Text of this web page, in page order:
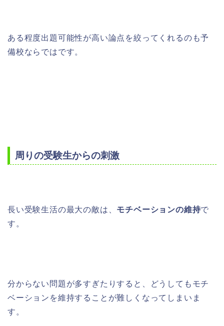
ある程度出題可能性が高い論点を絞ってくれるのも予
備校ならではです。
周りの受験生からの刺激
長い受験生活の最大の敵は、 モチベーションの維持で
す。
分からない問題が多すぎたりすると、どうしてもモチ
ベーションを維持することが難しくなってしまいま
す。